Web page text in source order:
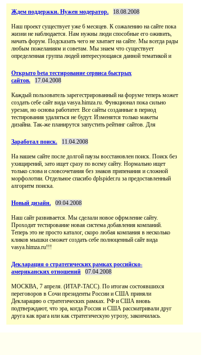
Ждем поддержки. Нужен модератор. 18.08.2008
Наш проект существует уже 6 месяцев. К сожалению на сайте пока
жизни не наблюдается. Нам нужны люди способные его оживить,
начать форум. Подсказать чего не хватает на сайте. Мы всегда рады
любым пожеланиям и советам. Мы знаем что существует
определенная группа людей интересующаяся данной тематикой и
Открыто beta тестирование сервиса быстрых
сайтов.
17.04.2008
Каждый пользователь зарегестрированный на форуме теперь может
создать себе сайт вида vasya.himza.ru. Функционал пока сильно
урезан, но основа работатет. Все сайты созданные в период
тестирования удаляться не будут. Изменятся только макеты
дизайна. Так-же планирутся запустить рейтинг сайтов. Для
Заработал поиск. 11.04.2008
На нашем сайте после долгой паузы восстановлен поиск. Поиск без
ухищирений, зато ищет сразу по всему сайту. Нормально ищет
только слова и словсочетания без знаков припенания и сложной
морфолотии. Отдельное спасибо dplspider.ru за предоставленный
алгоритм поиска.
Новый дизайн. 09.04.2008
Наш сайт развивается. Мы сделали новое офрмление сайту.
Проходит тестирование новая система добавления компаний.
Теперь это не просто каталог, скоро любая компания в несколько
кликов мышки сможет создать себе полноценный сайт вида
vasya.himza.ru!!!
Декларация о стратегических рамках российско-
американских отношений
07.04.2008
МОСКВА, 7 апреля. (ИТАР-ТАСС). По итогам состоявшихся
переговоров в Сочи президенты России и США приняли
Декларацию о стратегических рамках. РФ и США вновь
подтверждают, что эра, когда Россия и США рассматривали друг
друга как врага или как стратегическую угрозу, закончилась.